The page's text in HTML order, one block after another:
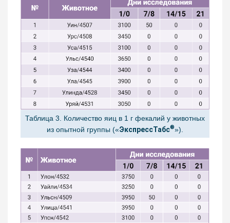
Таблица 3. Количество яиц в 1 г фекалий у животных
из опытной группы («ЭкспрессТабс®»).